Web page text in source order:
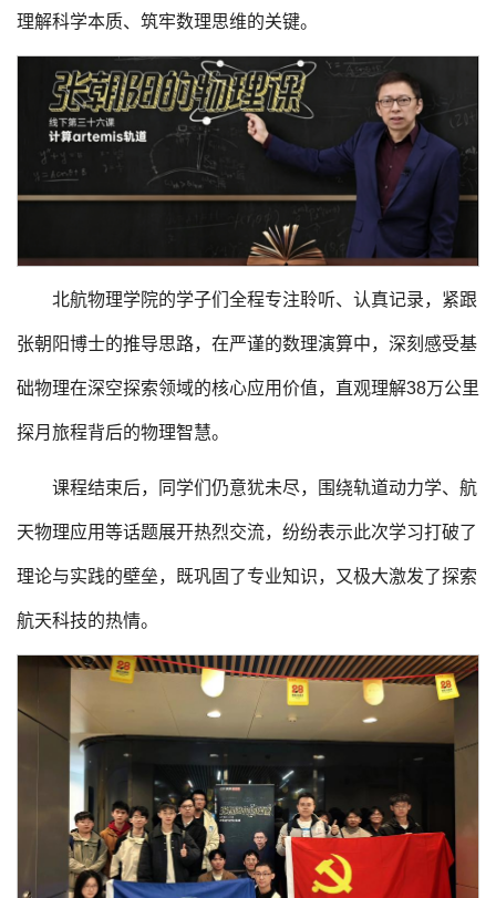
理解科学本质、筑牢数理思维的关键。
北航物理学院的学子们全程专注聆听、认真记录，紧跟
张朝阳博士的推导思路，在严谨的数理演算中，深刻感受基
础物理在深空探索领域的核心应用价值，直观理解38万公里
探月旅程背后的物理智慧。
课程结束后，同学们仍意犹未尽，围绕轨道动力学、航
天物理应用等话题展开热烈交流，纷纷表示此次学习打破了
理论与实践的壁垒，既巩固了专业知识，又极大激发了探索
航天科技的热情。